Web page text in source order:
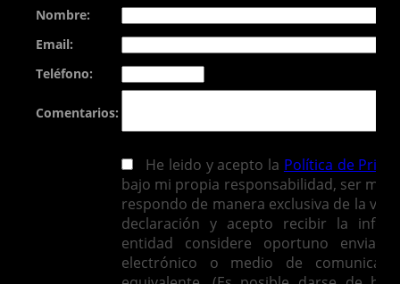
Nombre:
Email:
Teléfono:
Comentarios:
He leido y acepto la Política de
bajo mi propia responsabilidad, ser
respondo de manera exclusiva de la
declaración y acepto recibir la
entidad considere oportuno
electrónico o medio de